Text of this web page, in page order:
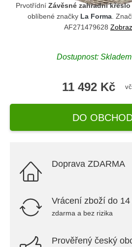
Prvotřídní Závěsné zahradní křeslo
oblíbené značky La Forma .
AF271479628
Dostupnost:
11 492 Kč
DO
Doprava ZDARMA
Vrácení zboží do 14
zdarma a bez rizika
Prověřený český